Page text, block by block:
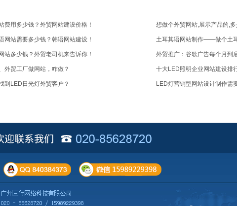
费用多少钱？外贸网站建设价格！ 想做个外贸网站,展示产品的,
网站需要多少钱？韩语网站建设！ 土耳其语网站制作——做个土
站多少钱？外贸老司机来告诉你！ 外贸推广：谷歌广告每个月到
外贸工厂做网站，咋做？ 十大LED照明企业网站建设
到LED日光灯外贸客户？ LED灯营销型网站设计制作需